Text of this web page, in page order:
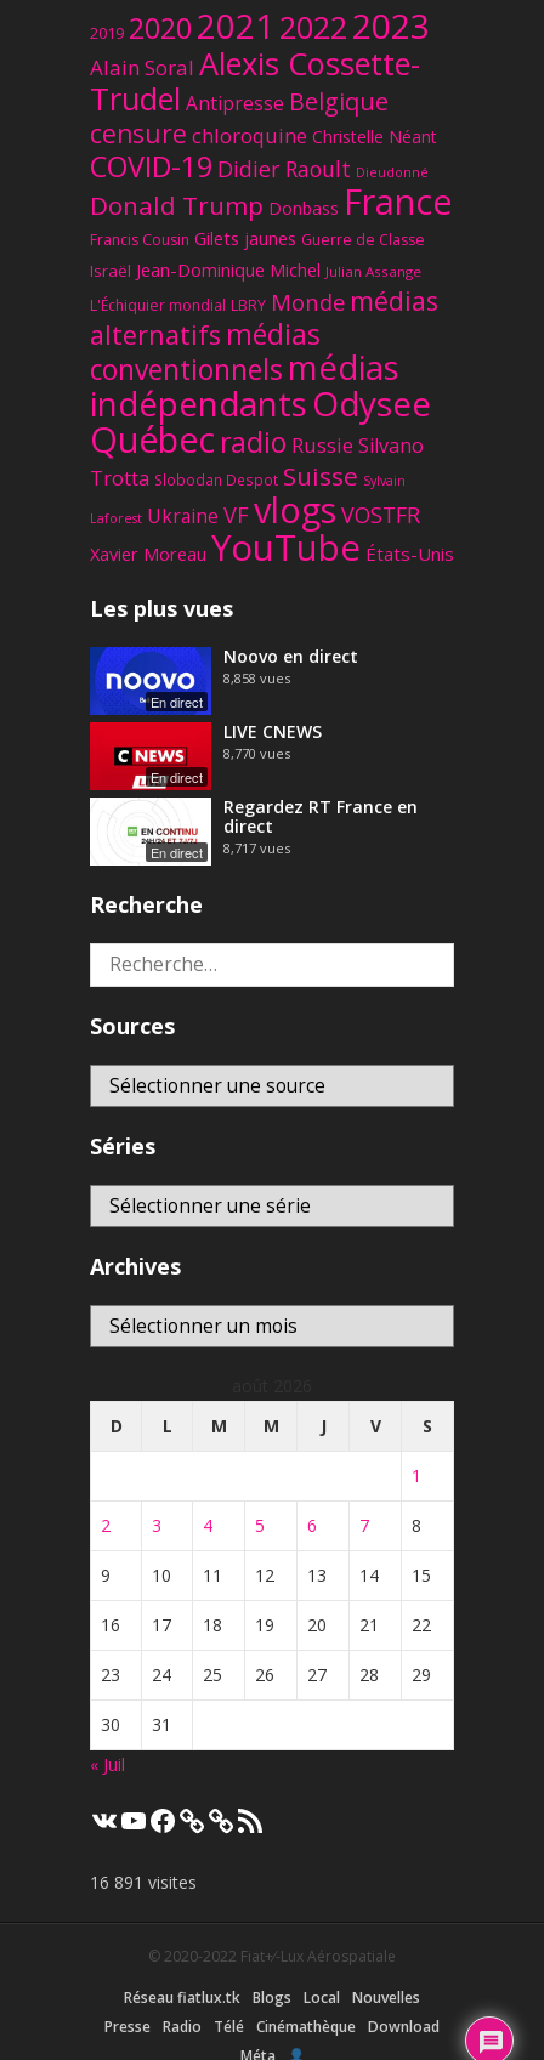
2019 20202021 20222023
Alain Soral Alexis Cossette-
Trudel Antipresse Belgique
censure chloroquine Christelle Néant
COVID-19 Didier Raoult Dieudonné
Donald Trump Donbass France
Francis Cousin Gilets jaunes Guerre de Classe
Israël Jean-Dominique Michel Julian Assange
L'Échiquier mondial LBRY Monde médias
alternatifs médias
conventionnels médias
indépendantsOdysee
Québec radio Russie Silvano
Trotta Slobodan Despot Suisse Sylvain
Laforest Ukraine VFvlogs VOSTFR
Xavier Moreau YouTube États-Unis
Les plus vues
En direct
Noovo en direct
8,858 vues
En direct
LIVE CNEWS
8,770 vues
En direct
Regardez RT France en
direct
8,717 vues
Recherche
Rechercher :
Sources
Séries
Archives
Archives
D
L M M J V S
1
2 3 4 5 6 7 8
9 10 11 12 13 14 15
16 17 18 19 20 21 22
23 24 25 26 27 28 29
30
31
« Juil
VK YouTube
Facebook Flux
RSS
16 891 visites
© 2020-2022 Fiat+⁄-Lux Aérospatiale
Réseau fiatlux.tk Blogs Local
Nouvelles
Presse Radio Télé Cinémathèque Download
Méta